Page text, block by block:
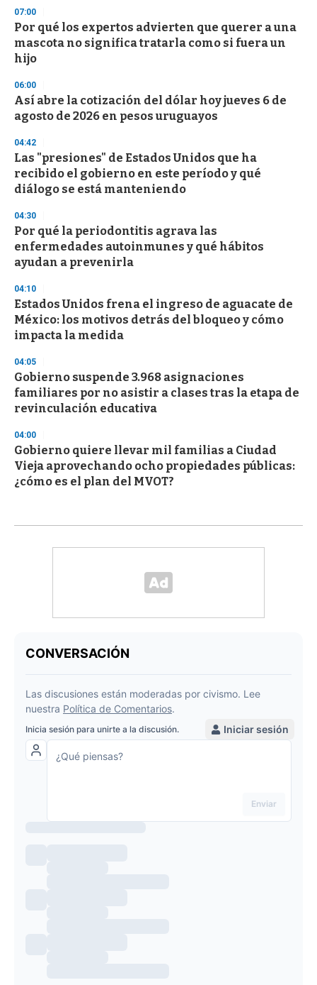
s
e
c
o
n
07:00
Por qué los expertos advierten que querer a una
mascota no significa tratarla como si fuera un
hijo
06:00
Así abre la cotización del dólar hoy jueves 6 de
agosto de 2026 en pesos uruguayos
04:42
Las "presiones" de Estados Unidos que ha
recibido el gobierno en este período y qué
diálogo se está manteniendo
04:30
Por qué la periodontitis agrava las
enfermedades autoinmunes y qué hábitos
ayudan a prevenirla
04:10
Estados Unidos frena el ingreso de aguacate de
México: los motivos detrás del bloqueo y cómo
impacta la medida
04:05
Gobierno suspende 3.968 asignaciones
familiares por no asistir a clases tras la etapa de
revinculación educativa
04:00
Gobierno quiere llevar mil familias a Ciudad
Vieja aprovechando ocho propiedades públicas:
¿cómo es el plan del MVOT?